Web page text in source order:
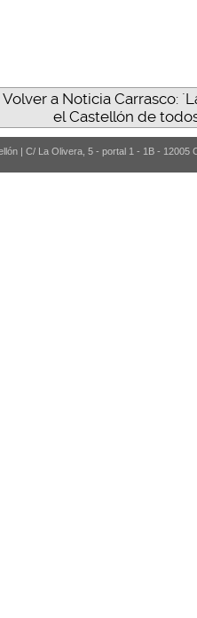
Volver a Noticia Carrasco:
el Castellón de
| C/ La Olivera, 5 - portal 1 - 1B - 12005